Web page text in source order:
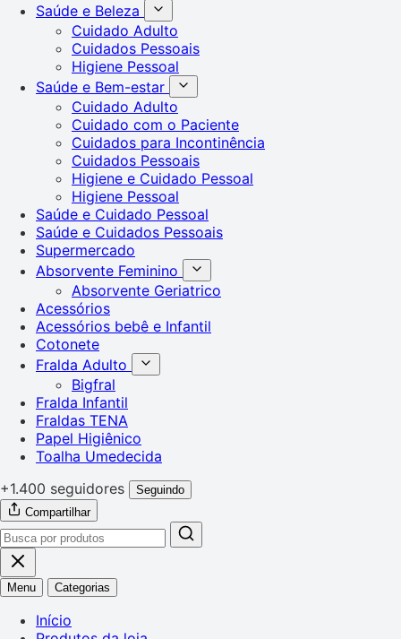
Saúde e Beleza
Cuidado Adulto
Cuidados Pessoais
Higiene Pessoal
Saúde e Bem-estar
Cuidado Adulto
Cuidado com o Paciente
Cuidados para Incontinência
Cuidados Pessoais
Higiene e Cuidado Pessoal
Higiene Pessoal
Saúde e Cuidado Pessoal
Saúde e Cuidados Pessoais
Supermercado
Absorvente Feminino
Absorvente Geriatrico
Acessórios
Acessórios bebê e Infantil
Cotonete
Fralda Adulto
Bigfral
Fralda Infantil
Fraldas TENA
Papel Higiênico
Toalha Umedecida
+1.400 seguidores
Seguindo
Compartilhar
Menu Categorias
Início